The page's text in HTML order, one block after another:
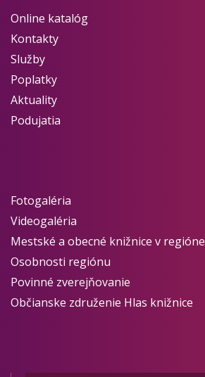
Online katalóg
Kontakty
Služby
Poplatky
Aktuality
Podujatia
Fotogaléria
Videogaléria
Mestské a obecné knižnice v regióne
Osobnosti regiónu
Povinné zverejňovanie
Občianske združenie Hlas knižnice